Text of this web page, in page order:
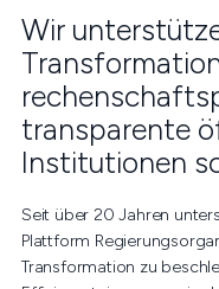
Wir
transparente
Institutionen
Seit über 20 Jahren
Plattform
Transformation zu